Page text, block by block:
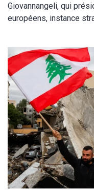
Giovannangeli, qui
européens, instance